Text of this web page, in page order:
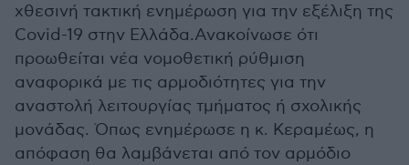
χθεσινή τακτική ενημέρωση για την εξέλιξη της
Covid-19 στην Ελλάδα.Ανακοίνωσε ότι
προωθείται νέα νομοθετική ρύθμιση
αναφορικά με τις αρμοδιότητες για την
αναστολή λειτουργίας τμήματος ή σχολικής
μονάδας. Όπως ενημέρωσε η κ. Κεραμέως, η
απόφαση θα λαμβάνεται από τον αρμόδιο